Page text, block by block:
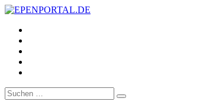
EPENPORTAL.DE
Epische News aus Politik, Finanzen & Gesellschaft
Suche
nach: